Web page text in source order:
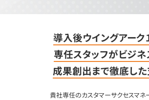
導入後ウイングアーク
専任スタッフがビジ
成果創出まで徹底し
貴社専任のカスタマーサクセスマネ